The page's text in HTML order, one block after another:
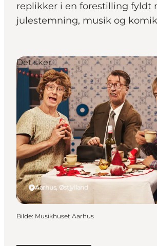
replikker i en forestilling fyldt
julestemning, musik og
Aarhus, Østjylland
Det sker
Bilde: Musikhuset Aarhus